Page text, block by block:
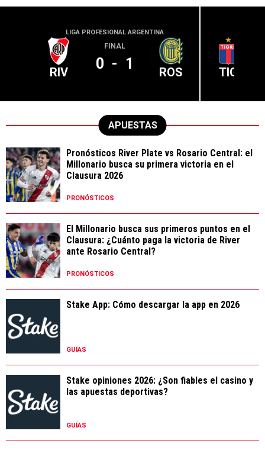
LIGA PROFESIONAL ARGENTINA
RIV
FINAL
0 - 1 ROS TIG
APUESTAS
Pronósticos River Plate vs Rosario Central: el
Millonario busca su primera victoria en el
Clausura 2026
PRONÓSTICOS
El Millonario busca sus primeros puntos en el
Clausura: ¿Cuánto paga la victoria de River
ante Rosario Central?
PRONÓSTICOS
Stake App: Cómo descargar la app en 2026
GUÍAS
Stake opiniones 2026: ¿Son fiables el casino y
las apuestas deportivas?
GUÍAS